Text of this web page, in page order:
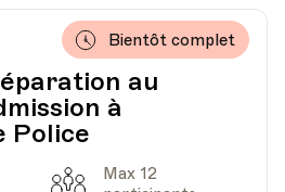
2, Lausanne
Heure
10.00
populaire de Lausanne -
2, Lausanne
au
à
Police
Bientôt complet
Capacité
Max 12